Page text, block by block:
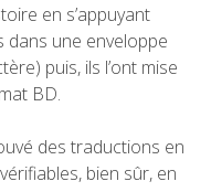
en s’appuyant
dans une enveloppe
puis, ils l’ont mise
BD.
des traductions en
bien sûr, en